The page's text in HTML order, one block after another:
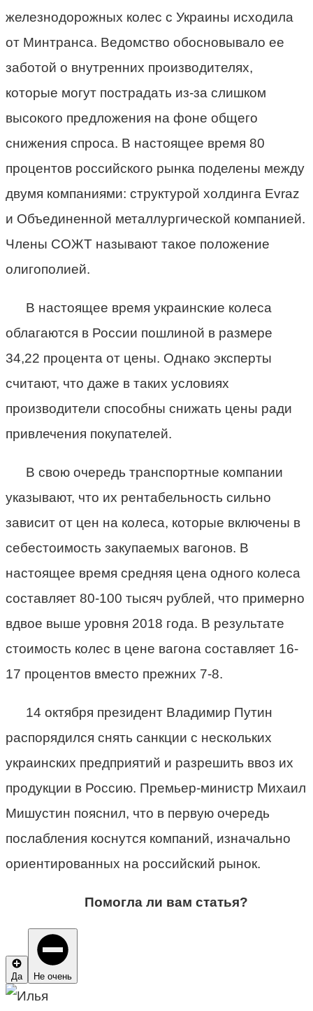
железнодорожных колес с Украины исходила
от Минтранса. Ведомство обосновывало ее
заботой о внутренних производителях,
которые могут пострадать из-за слишком
высокого предложения на фоне общего
снижения спроса. В настоящее время 80
процентов российского рынка поделены между
двумя компаниями: структурой холдинга Evraz
и Объединенной металлургической компанией.
Члены СОЖТ называют такое положение
олигополией.
В настоящее время украинские колеса
облагаются в России пошлиной в размере
34,22 процента от цены. Однако эксперты
считают, что даже в таких условиях
производители способны снижать цены ради
привлечения покупателей.
В свою очередь транспортные компании
указывают, что их рентабельность сильно
зависит от цен на колеса, которые включены в
себестоимость закупаемых вагонов. В
настоящее время средняя цена одного колеса
составляет 80-100 тысяч рублей, что примерно
вдвое выше уровня 2018 года. В результате
стоимость колес в цене вагона составляет 16-
17 процентов вместо прежних 7-8.
14 октября президент Владимир Путин
распорядился снять санкции с нескольких
украинских предприятий и разрешить ввоз их
продукции в Россию. Премьер-министр Михаил
Мишустин пояснил, что в первую очередь
послабления коснутся компаний, изначально
ориентированных на российский рынок.
Помогла ли вам статья?
Да Не очень